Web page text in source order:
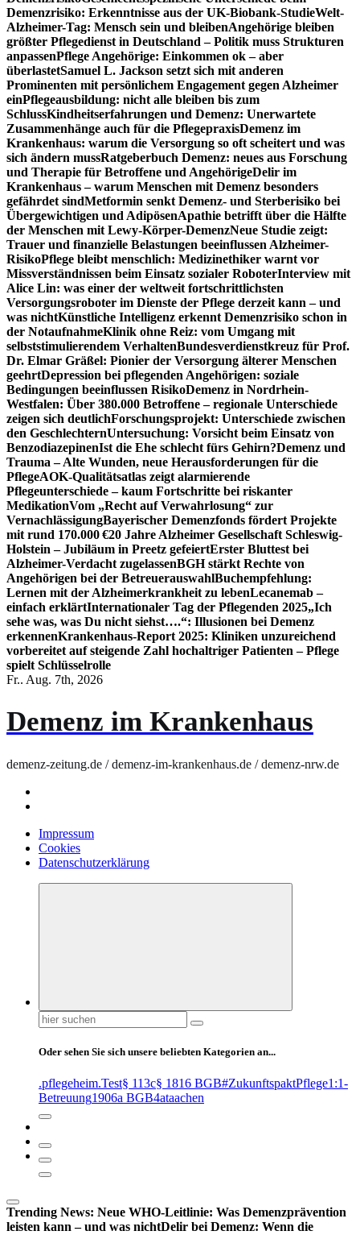
Demenzrisiko: Erkenntnisse aus der UK-Biobank-StudieWelt-
Alzheimer-Tag: Mensch sein und bleibenAngehörige bleiben
größter Pflegedienst in Deutschland – Politik muss Strukturen
anpassenPflege Angehörige: Einkommen ok – aber
überlastetSamuel L. Jackson setzt sich mit anderen
Prominenten mit persönlichem Engagement gegen Alzheimer
einPflegeausbildung: nicht alle bleiben bis zum
SchlussKindheitserfahrungen und Demenz: Unerwartete
Zusammenhänge auch für die PflegepraxisDemenz im
Krankenhaus: warum die Versorgung so oft scheitert und was
sich ändern mussRatgeberbuch Demenz: neues aus Forschung
und Therapie für Betroffene und AngehörigeDelir im
Krankenhaus – warum Menschen mit Demenz besonders
gefährdet sindMetformin senkt Demenz- und Sterberisiko bei
Übergewichtigen und AdipösenApathie betrifft über die Hälfte
der Menschen mit Lewy-Körper-DemenzNeue Studie zeigt:
Trauer und finanzielle Belastungen beeinflussen Alzheimer-
RisikoPflege bleibt menschlich: Medizinethiker warnt vor
Missverständnissen beim Einsatz sozialer RoboterInterview mit
Alice Lin: was einer der weltweit fortschrittlichsten
Versorgungsroboter im Dienste der Pflege derzeit kann – und
was nichtKünstliche Intelligenz erkennt Demenzrisiko schon in
der NotaufnahmeKlinik ohne Reiz: vom Umgang mit
selbststimulierendem VerhaltenBundesverdienstkreuz für Prof.
Dr. Elmar Gräßel: Pionier der Versorgung älterer Menschen
geehrtDepression bei pflegenden Angehörigen: soziale
Bedingungen beeinflussen RisikoDemenz in Nordrhein-
Westfalen: Über 380.000 Betroffene – regionale Unterschiede
zeigen sich deutlichForschungsprojekt: Unterschiede zwischen
den GeschlechternUntersuchung: Vorsicht beim Einsatz von
BenzodiazepinenIst die Ehe schlecht fürs Gehirn?Demenz und
Trauma – Alte Wunden, neue Herausforderungen für die
PflegeAOK-Qualitätsatlas zeigt alarmierende
Pflegeunterschiede – kaum Fortschritte bei riskanter
MedikationVom „Recht auf Verwahrlosung“ zur
VernachlässigungBayerischer Demenzfonds fördert Projekte
mit rund 170.000 €20 Jahre Alzheimer Gesellschaft Schleswig-
Holstein – Jubiläum in Preetz gefeiertErster Bluttest bei
Alzheimer-Verdacht zugelassenBGH stärkt Rechte von
Angehörigen bei der BetreuerauswahlBuchempfehlung:
Lernen mit der Alzheimerkrankheit zu lebenLecanemab –
einfach erklärtInternationaler Tag der Pflegenden 2025„Ich
sehe was, was Du nicht siehst….“: Illusionen bei Demenz
erkennenKrankenhaus-Report 2025: Kliniken unzureichend
vorbereitet auf steigende Zahl hochaltriger Patienten – Pflege
spielt Schlüsselrolle
Fr.. Aug. 7th, 2026
Demenz im Krankenhaus
demenz-zeitung.de / demenz-im-krankenhaus.de / demenz-nrw.de
Impressum
Cookies
Datenschutzerklärung
Suchen
nach:
Oder sehen Sie sich unsere beliebten Kategorien an...
.pflegeheim.Test§ 113c§ 1816 BGB#ZukunftspaktPflege1:1-
Betreuung1906a BGB4ataachen
Trending News: Neue WHO-Leitlinie: Was Demenzprävention
leisten kann – und was nichtDelir bei Demenz: Wenn die